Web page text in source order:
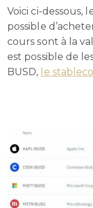
Voici ci-dessous,
possible
cours sont à la
est possible de
BUSD, le